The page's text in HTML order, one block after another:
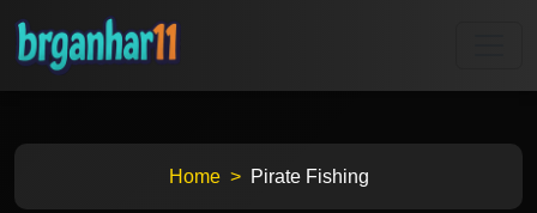
Home Pirate Fishing